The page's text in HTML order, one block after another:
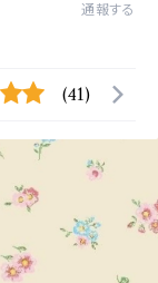
通報する
(41)